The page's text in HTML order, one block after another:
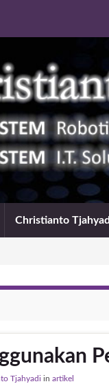
Christianto
Tjahyadi in artikel